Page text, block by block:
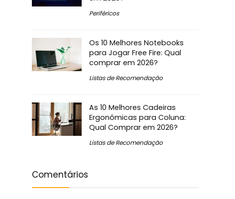
Periféricos
Os 10 Melhores Notebooks
para Jogar Free Fire: Qual
comprar em 2026?
Listas de Recomendação
As 10 Melhores Cadeiras
Ergonômicas para Coluna:
Qual Comprar em 2026?
Listas de Recomendação
Comentários